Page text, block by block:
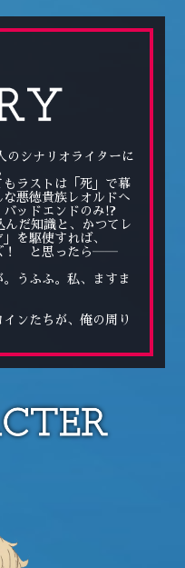
イ
のシナリオライターに
ラストは「死」で幕
悪徳貴族レオルドへ
ッドエンドのみ!?
だ知識と、かつてレ
を駆使すれば、
！ と思ったら――
。うふふ。私、ますま
ンたちが、俺の周り